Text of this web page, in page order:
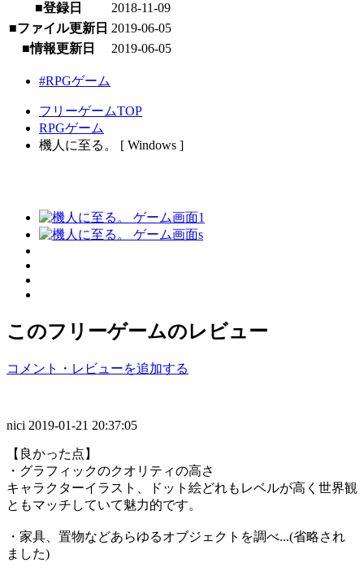
■登録日
2018-11-09
■ファイル更新日 2019-06-05
■情報更新日
2019-06-05
#RPGゲーム
フリーゲームTOP
RPGゲーム
機人に至る。 [ Windows ]
このフリーゲームのレビュー
コメント・レビューを追加する
nici 2019-01-21 20:37:05
【良かった点】
・グラフィックのクオリティの高さ
キャラクターイラスト、ドット絵どれもレベルが高く世界観
ともマッチしていて魅力的です。
・家具、置物などあらゆるオブジェクトを調べ...(省略され
ました)